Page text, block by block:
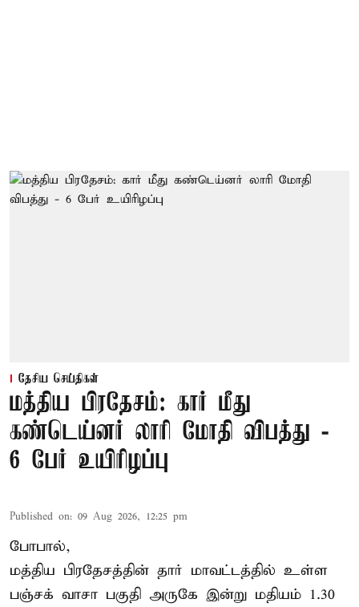
தேசிய செய்திகள்
மத்திய பிரதேசம்: கார் மீது
கண்டெய்னர் லாரி மோதி விபத்து -
6 பேர் உயிரிழப்பு
Published on: 09 Aug 2026, 12:25 pm
போபால்,
மத்திய பிரதேசத்தின் தார் மாவட்டத்தில் உள்ள
பஞ்சக் வாசா பகுதி அருகே இன்று மதியம் 1.30